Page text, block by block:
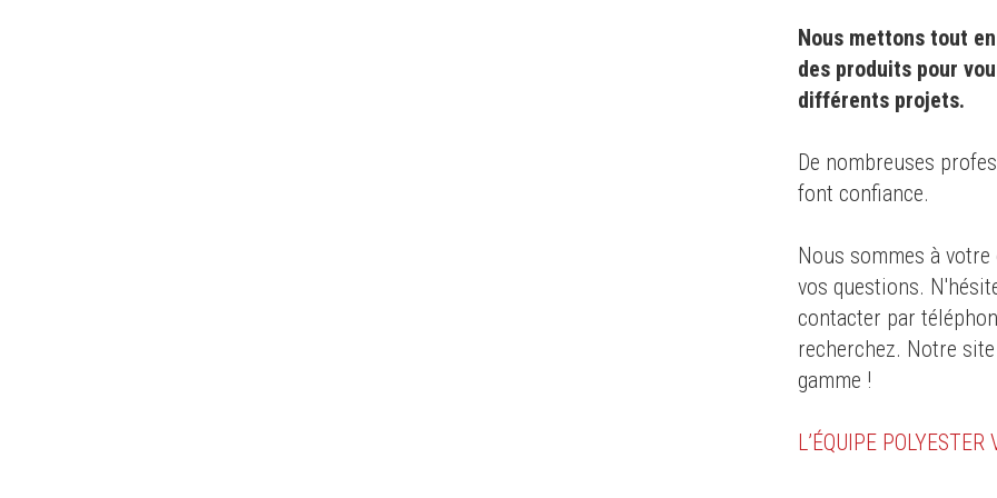
Nous mettons tout
des produits pour
différents projets.
De nombreuses
font confiance.
Nous sommes à
vos questions.
contacter par
recherchez. Notre
gamme !
L’ÉQUIPE